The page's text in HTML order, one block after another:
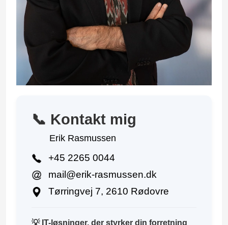
📞 Kontakt mig
Erik Rasmussen
+45 2265 0044
mail@erik-rasmussen.dk
Tørringvej 7, 2610 Rødovre
💡 IT-løsninger, der styrker din forretning